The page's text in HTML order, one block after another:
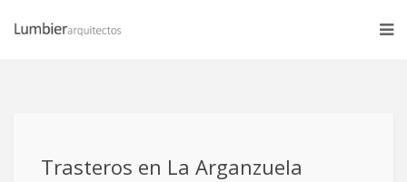
Trasteros en La Arganzuela